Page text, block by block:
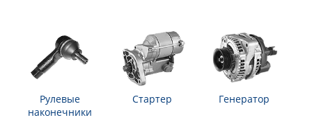
Рулевые
наконечники
Стартер Генератор